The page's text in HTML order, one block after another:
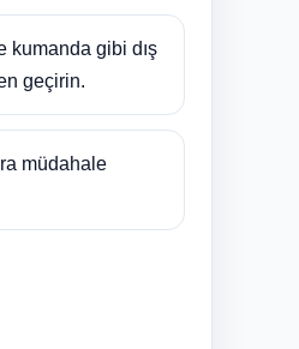
kumanda gibi dış
geçirin.
müdahale